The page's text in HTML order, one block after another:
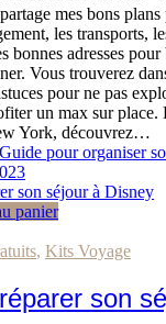
mes bons
les transports,
bonnes adresses
Vous trouverez
pour ne pas
un max sur place.
York, découvrez…
panier
, Kits Voyage
son